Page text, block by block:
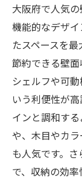
大阪
リノ
の進
壁面
大阪
リノ
収納
大阪府の
ア集
大阪府で人気
機能的なデザ
たスペースを
節約できる壁
シェルフや可
いう利便性が
インと調和す
や、木目やカ
も人気です。
で、収納の効